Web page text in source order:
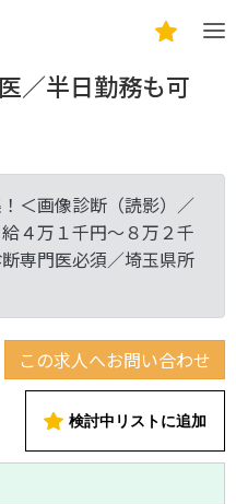
／半日勤務も可
＜画像診断（読影）／
４万１千円～８万２千
専門医必須／埼玉県所
この求人へお問い合わせ
検討中リストに追加